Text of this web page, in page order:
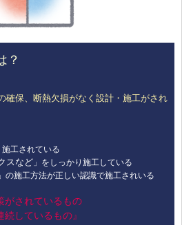
？
確保、断熱欠損がなく設計・施工がされ
施工されている
スなど 」をしっかり施工している
」の施工方法が正しい認識で施工されいる
がされているもの
続しているもの』